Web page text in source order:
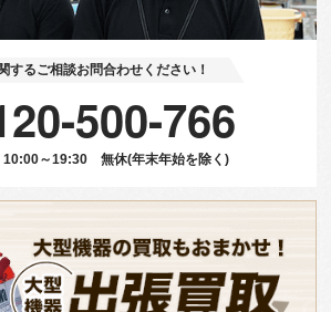
するご相談お問合わせください！
500-766
～19:30 無休(年末年始を除く)